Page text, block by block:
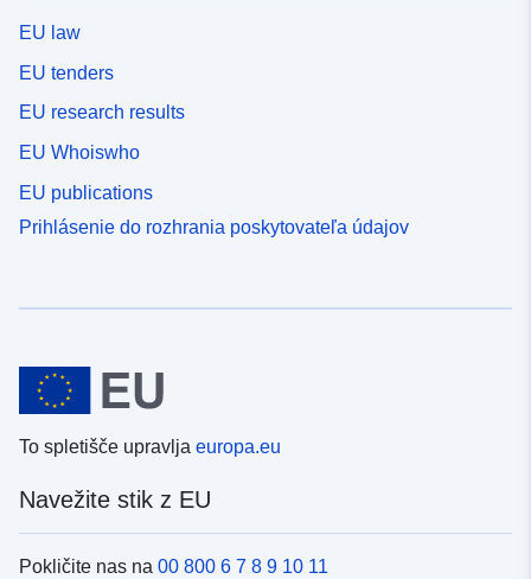
EU law
EU tenders
EU research results
EU Whoiswho
EU publications
Prihlásenie do rozhrania poskytovateľa údajov
To spletišče upravlja europa.eu
Navežite stik z EU
Pokličite nas na 00 800 6 7 8 9 10 11